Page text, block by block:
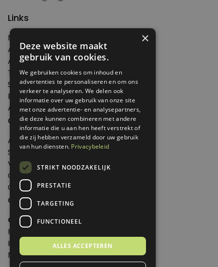
Links
Nieuws
Artikelen
Agenda
Thema's
Shop
Edities
Abonneren
Over Genoeg
Adverteren
Samenwerken
Verkooppunten
Over Genoeg
Contact
Contactgegevens
Genoeg
Postbus 595 - 3700 AN Zeist
Huis ter Heideweg 13 - 3705MA Zeist
Nederland
×
Deze website maakt
gebruik van cookies.
We gebruiken cookies om inhoud en
advertenties te personaliseren en om ons
verkeer te analyseren. We delen ook
informatie over uw gebruik van onze site
met onze advertentie- en analysepartners,
die deze kunnen combineren met andere
informatie die u aan hen heeft verstrekt of
die zij hebben verzameld door uw gebruik
van hun diensten. Privacybeleid
STRIKT NOODZAKELIJK
PRESTATIE
TARGETING
FUNCTIONEEL
ALLES ACCEPTEREN